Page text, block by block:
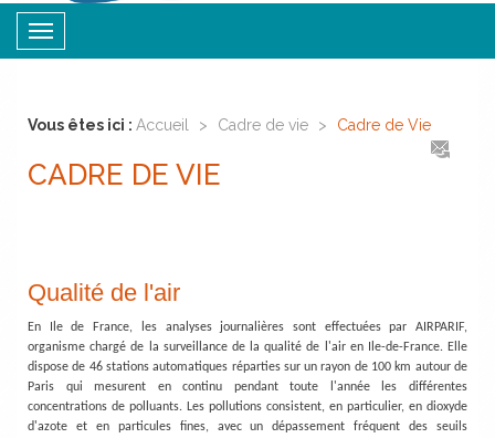
Toggle
navigation
Vous êtes ici : Accueil > Cadre de vie > Cadre de Vie
CADRE DE VIE
Qualité de l'air
En Ile de France, les analyses journalières sont effectuées par AIRPARIF,
organisme chargé de la surveillance de la qualité de l'air en Ile-de-France. Elle
dispose de 46 stations automatiques réparties sur un rayon de 100 km autour de
Paris qui mesurent en continu pendant toute l'année les différentes
concentrations de polluants. Les pollutions consistent, en particulier, en dioxyde
d'azote et en particules fines, avec un dépassement fréquent des seuils